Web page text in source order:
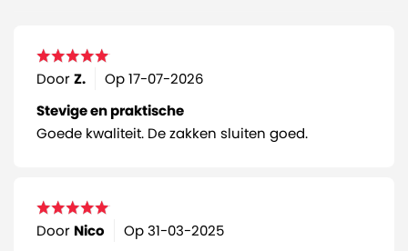
DoorZ. Op17-07-2026
Stevige en praktische
Goede kwaliteit. De zakken sluiten goed.
Door Nico Op31-03-2025